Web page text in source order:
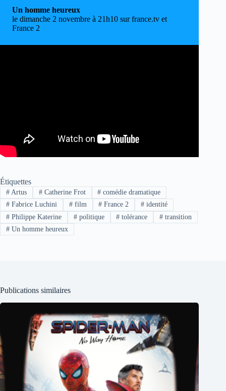
Un homme heureux
le dimanche 2 novembre à 21h10 sur france.tv et
France 2
Étiquettes
#Artus #Catherine Frot # comédie dramatique
#Fabrice Luchini #film # France 2 # identité
#Philippe Katerine #politique # tolérance # transition
#Un homme heureux
Publications similaires